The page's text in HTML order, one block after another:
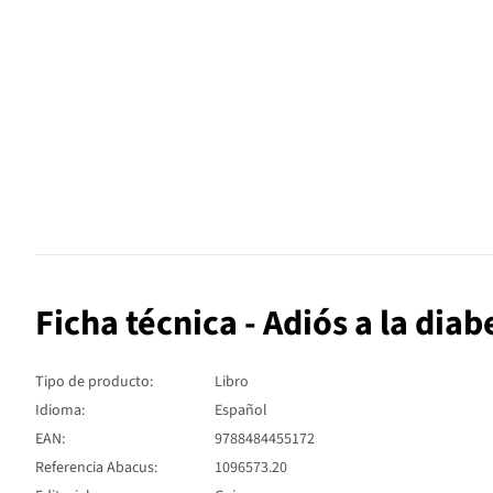
Ficha técnica - Adiós a la
Tipo de producto:
Libro
Idioma:
Español
EAN:
9788484455172
Referencia Abacus:
1096573.20